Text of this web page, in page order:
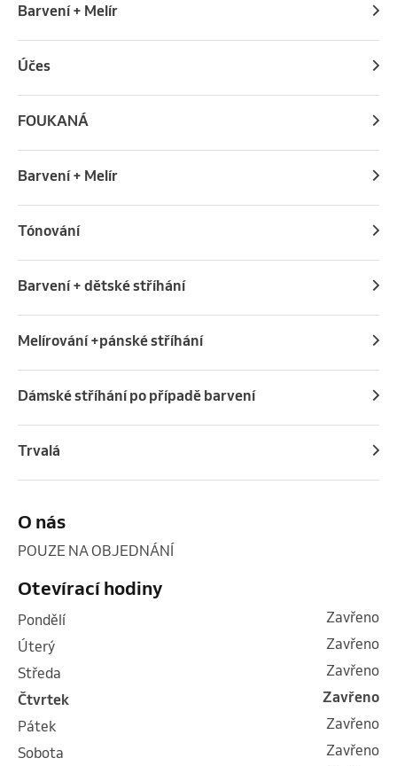
Barvení + Melír
Účes
FOUKANÁ
Barvení + Melír
Tónování
Barvení + dětské stříhání
Melírování +pánské stříhání
Dámské stříhání po případě barvení
Trvalá
O nás
POUZE NA OBJEDNÁNÍ
Otevírací hodiny
pondělí
Zavřeno
úterý
Zavřeno
středa
Zavřeno
čtvrtek
Zavřeno
pátek
Zavřeno
sobota
Zavřeno